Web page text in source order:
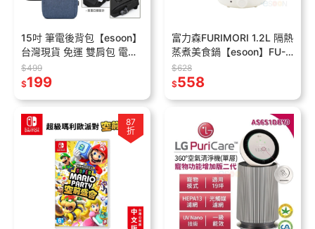
15吋 筆電後背包【esoon】
台灣現貨 免運 雙肩包 電腦
後背包 男士雙肩包 耐磨旅
行包 筆電包 電腦包 15吋後
$499
$199
富力森FURIMORI 1.2L 隔熱
蒸煮美食鍋【esoon】FU-
EH126 現貨 免運 宿舍 快煮
鍋 蒸煮鍋 電火鍋
$628
$558
87
折